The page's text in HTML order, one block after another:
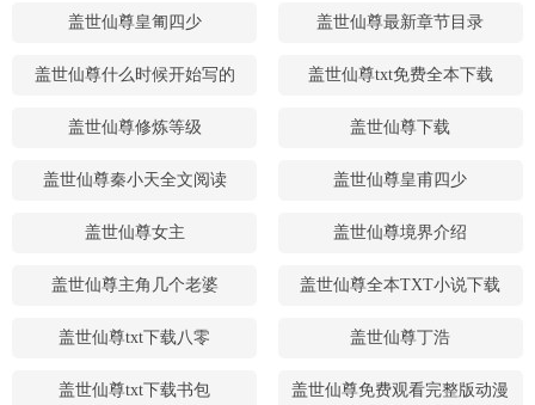
盖世仙尊皇匍四少 盖世仙尊最新章节目录
盖世仙尊什么时候开始写的 盖世仙尊txt免费全本下载
盖世仙尊修炼等级 盖世仙尊下载
盖世仙尊秦小天全文阅读 盖世仙尊皇甫四少
盖世仙尊女主 盖世仙尊境界介绍
盖世仙尊主角几个老婆 盖世仙尊全本TXT小说下载
盖世仙尊txt下载八零 盖世仙尊丁浩
盖世仙尊txt下载书包 盖世仙尊免费观看完整版动漫